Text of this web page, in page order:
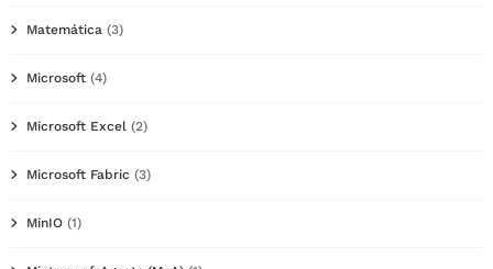
Matemática (3)
Microsoft (4)
Microsoft Excel (2)
Microsoft Fabric (3)
MinIO (1)